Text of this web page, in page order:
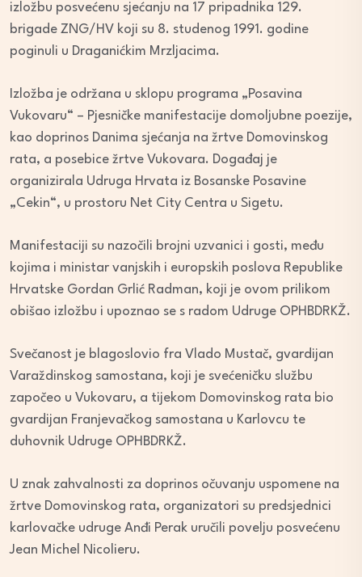
izložbu posvećenu sjećanju na 17 pripadnika 129.
brigade ZNG/HV koji su 8. studenog 1991. godine
poginuli u Draganićkim Mrzljacima.
Izložba je održana u sklopu programa „Posavina
Vukovaru“ – Pjesničke manifestacije domoljubne poezije,
kao doprinos Danima sjećanja na žrtve Domovinskog
rata, a posebice žrtve Vukovara. Događaj je
organizirala Udruga Hrvata iz Bosanske Posavine
„Cekin“, u prostoru Net City Centra u Sigetu.
Manifestaciji su nazočili brojni uzvanici i gosti, među
kojima i ministar vanjskih i europskih poslova Republike
Hrvatske Gordan Grlić Radman, koji je ovom prilikom
obišao izložbu i upoznao se s radom Udruge OPHBDRKŽ.
Svečanost je blagoslovio fra Vlado Mustač, gvardijan
Varaždinskog samostana, koji je svećeničku službu
započeo u Vukovaru, a tijekom Domovinskog rata bio
gvardijan Franjevačkog samostana u Karlovcu te
duhovnik Udruge OPHBDRKŽ.
U znak zahvalnosti za doprinos očuvanju uspomene na
žrtve Domovinskog rata, organizatori su predsjednici
karlovačke udruge Anđi Perak uručili povelju posvećenu
Jean Michel Nicolieru.